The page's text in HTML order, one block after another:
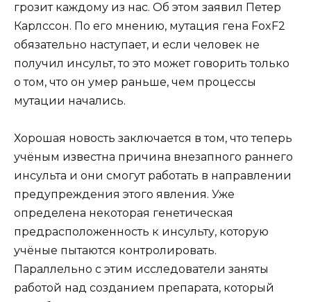
грозит каждому из нас. Об этом заявил Петер
Карлссон. По его мнению, мутация гена FoxF2
обязательно наступает, и если человек не
получил инсульт, то это может говорить только
о том, что он умер раньше, чем процессы
мутации начались.
Хорошая новость заключается в том, что теперь
учёным известна причина внезапного раннего
инсульта и они смогут работать в направлении
предупреждения этого явления. Уже
определена некоторая генетическая
предрасположенность к инсульту, которую
учёные пытаются контролировать.
Параллельно с этим исследователи заняты
работой над созданием препарата, который